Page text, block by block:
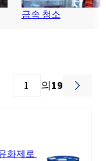
금속 청소
의19
화제로